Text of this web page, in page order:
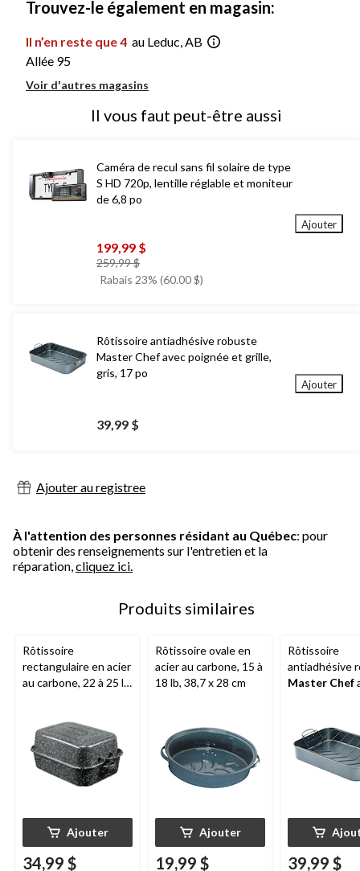
Trouvez-le également en magasin:
Il n’en reste que 4 au Leduc, AB
Allée 95
Voir d'autres magasins
Il vous faut peut-être aussi
Caméra de recul sans fil solaire de type
S HD 720p, lentille réglable et moniteur
de 6,8 po
199,99 $
259,99 $prix
était
Rabais 23% (60.00 $)
Ajouter
Rôtissoire antiadhésive robuste
Master Chef avec poignée et grille,
gris, 17 po
39,99 $
Ajouter
Ajouter au registree
À l'attention des personnes résidant au Québec: pour
obtenir des renseignements sur l'entretien et la
réparation,cliquez ici.
Produits similaires
Rôtissoire
rectangulaire en acier
au carbone, 22 à 25 lb,
Ajouter
34,99 $
Rôtissoire ovale en
acier au carbone, 15 à
18 lb, 38,7 x 28 cm
Ajouter
19,99 $
Rôtissoire
antiadhésive
Master Chef
39,99 $